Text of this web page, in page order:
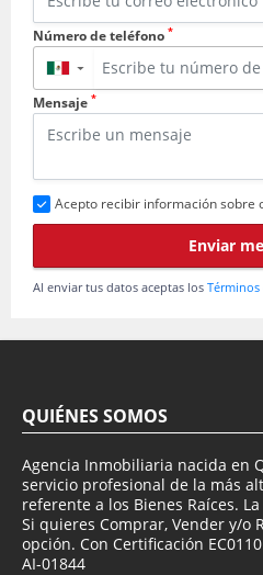
Número de teléfono *
▼
Mensaje *
Acepto recibir información sobre
Enviar
Al enviar tus datos aceptas los
QUIÉNES SOMOS
Agencia Inmobiliaria nacida en
servicio profesional de la más
referente a los Bienes Raíces.
Si quieres Comprar, Vender y/o
opción. Con Certificación
AI-01844